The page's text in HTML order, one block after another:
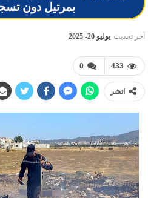
بمرتيل دون
آخر تحديث يوليو 20- 2025
0 433
انشر